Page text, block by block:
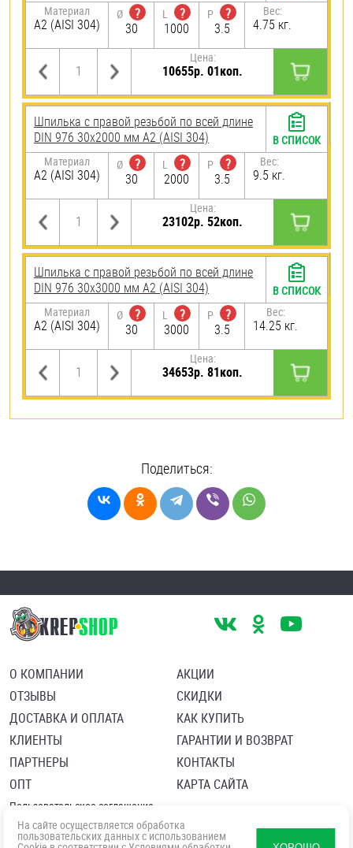
Материал
А2 (AISI 304)
Ø
?
30
L
?
1000
P
?
3.5
Вес:
4.75 кг.
Цена:
10655р. 01коп.
Шпилька с правой резьбой по всей длине
DIN 976 30х2000 мм А2 (AISI 304)
Материал
А2 (AISI 304)
Ø
?
30
L
?
2000
P
?
3.5
Вес:
9.5 кг.
Цена:
23102р. 52коп.
В СПИСОК
Шпилька с правой резьбой по всей длине
DIN 976 30х3000 мм А2 (AISI 304)
Материал
А2 (AISI 304)
Ø
?
30
L
?
3000
P
?
3.5
Вес:
14.25 кг.
Цена:
34653р. 81коп.
В СПИСОК
Поделиться:
О КОМПАНИИ
ОТЗЫВЫ
ДОСТАВКА И ОПЛАТА
КЛИЕНТЫ
ПАРТНЕРЫ
ОПТ
АКЦИИ
СКИДКИ
КАК КУПИТЬ
ГАРАНТИИ И ВОЗВРАТ
КОНТАКТЫ
КАРТА САЙТА
Пользовательское соглашение
Политика в отношении обработки персональных данных
Согласие посетителя сайта на обработку персональных данны
На сайте осуществляется обработка
пользовательских данных с использованием